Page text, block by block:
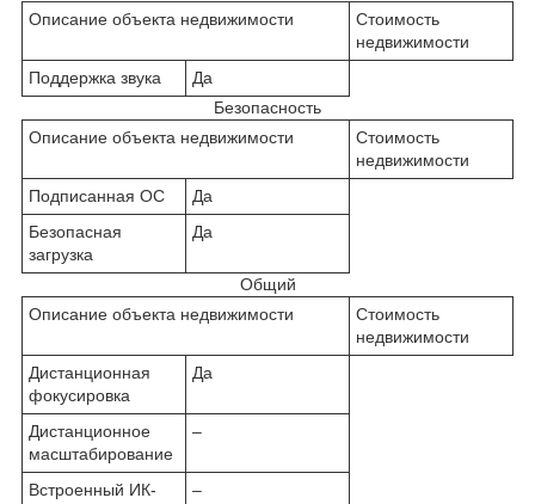
Описание объекта недвижимости
Стоимость
недвижимости
Поддержка звука
Да
Безопасность
Описание объекта недвижимости
Стоимость
недвижимости
Подписанная ОС
Да
Безопасная
загрузка
Да
Общий
Описание объекта недвижимости
Стоимость
недвижимости
Дистанционная
фокусировка
Да
Дистанционное
масштабирование
–
Встроенный ИК-
–